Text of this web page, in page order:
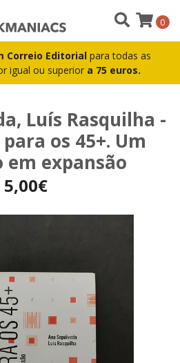
Correio Editorial para todas as
igual ou superior a 75 euros.
0
Luís Rasquilha -
os 45+. Um
em expansão
5,00€